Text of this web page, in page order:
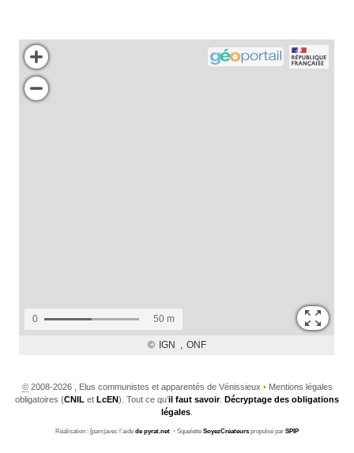
©2008-2026 , Elus communistes et apparentés de Vénissieux •Mentions légales
obligatoires (CNIL et LcEN). Tout ce qu’il faut savoir. Décryptage des obligations
légales
Réalisation : [pam|avec l’aide de pyrat.net • Squelette SoyezCréateurs propulsé par SPIP